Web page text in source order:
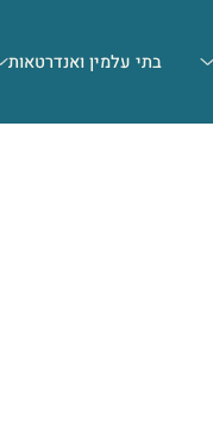
בתי עלמין ואנדרטאות